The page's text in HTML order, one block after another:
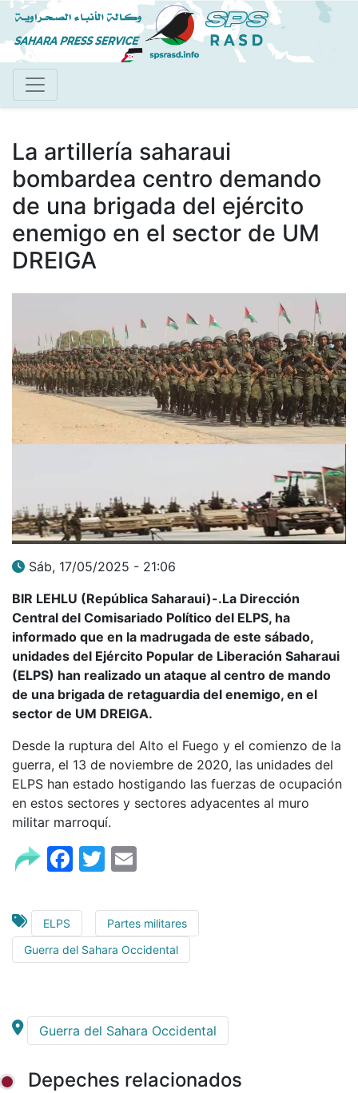
Pasar
al
contenido
La artillería saharaui
bombardea centro demando
de una brigada del ejército
enemigo en el sector de UM
DREIGA
Sáb, 17/05/2025 - 21:06
BIR LEHLU (República Saharaui)-.La Dirección
Central del Comisariado Político del ELPS, ha
informado que en la madrugada de este sábado,
unidades del Ejército Popular de Liberación Saharaui
(ELPS) han realizado un ataque al centro de mando
de una brigada de retaguardia del enemigo, en el
sector de UM DREIGA.
Desde la ruptura del Alto el Fuego y el comienzo de la
guerra, el 13 de noviembre de 2020, las unidades del
ELPS han estado hostigando las fuerzas de ocupación
en estos sectores y sectores adyacentes al muro
militar marroquí.
Facebook
Twitter
ELPS
Partes militares
Guerra del Sahara Occidental
Guerra del Sahara Occidental
Depeches relacionados